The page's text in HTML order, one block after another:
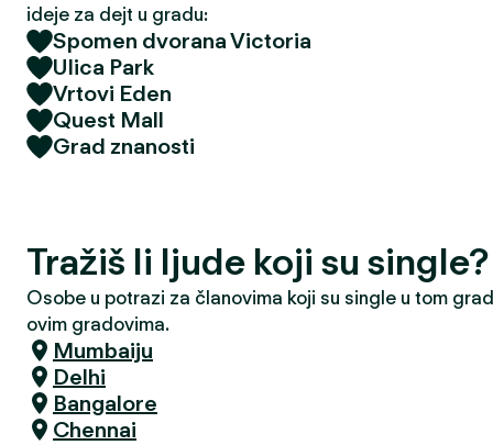
ideje za dejt u gradu:
Spomen dvorana Victoria
Ulica Park
Vrtovi Eden
Quest Mall
Grad znanosti
Tražiš li ljude koji su
Osobe u potrazi za članovima koji su single u tom
ovim gradovima.
Mumbaiju
Delhi
Bangalore
Chennai